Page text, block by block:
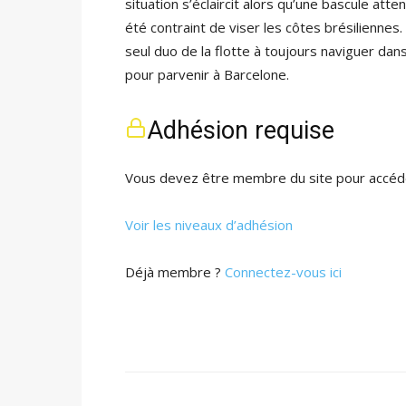
situation s’éclaircit alors qu’une bascule
été contraint de viser les côtes
seul duo de la flotte à toujours naviguer
pour parvenir à Barcelone.
Adhésion requise
Vous devez être membre du site pour
Voir les niveaux d’adhésion
Déjà membre ? Connectez-vous ici